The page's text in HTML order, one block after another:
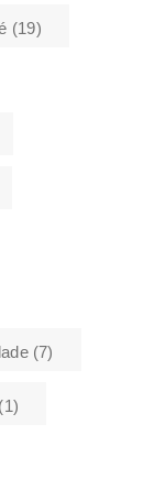
(19)
(7)
(1)